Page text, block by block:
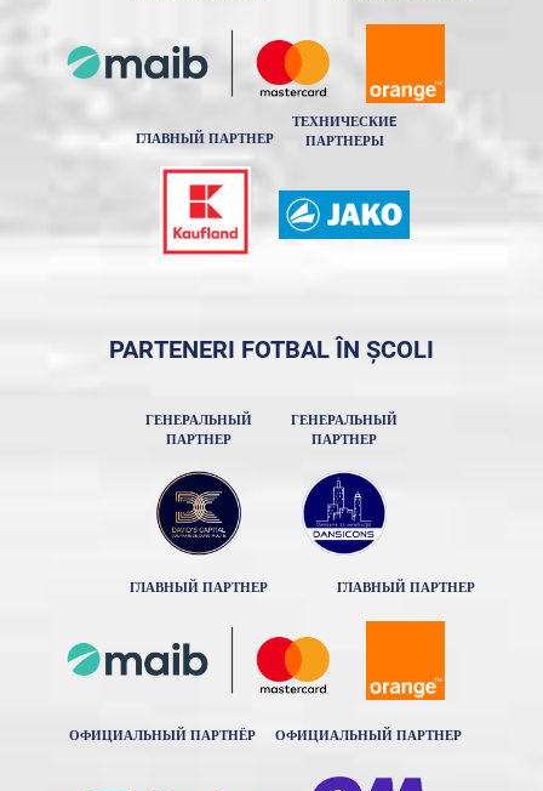
ГЛАВНЫЙ ПАРТНЕР
ТЕХНИЧЕСКИE
ПАРТНЕРЫ
PARTENERI FOTBAL ÎN ȘCOLI
ГЕНЕРАЛЬНЫЙ
ПАРТНЕР
ГЕНЕРАЛЬНЫЙ
ПАРТНЕР
ГЛАВНЫЙ ПАРТНЕР ГЛАВНЫЙ ПАРТНЕР
ОФИЦИАЛЬНЫЙ ПАРТНЁР ОФИЦИАЛЬНЫЙ ПАРТНЕР